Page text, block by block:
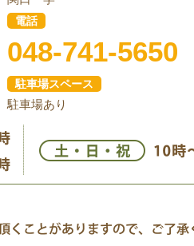
電話
048-741-5650
駐車場スペース
駐車場あり